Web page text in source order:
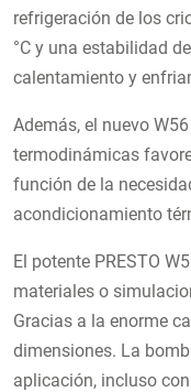
refrigeración de los
°C y una estabilidad
calentamiento y
Además, el nuevo
termodinámicas
función de la
acondicionamiento
El potente PRESTO
materiales o
Gracias a la enorme
dimensiones. La
aplicación, incluso